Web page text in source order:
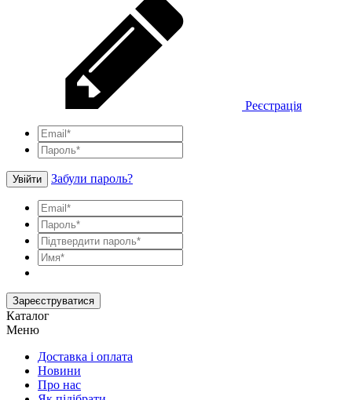
Реєстрація
Увійти Забули пароль?
Зареєструватися
Каталог
Меню
Доставка і оплата
Новини
Про нас